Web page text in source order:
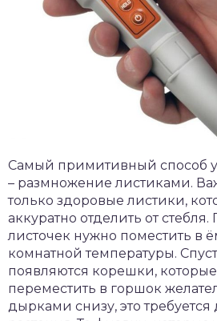
Самый примитивный способ
– размножение листиками.
только здоровые листики,
аккуратно отделить от стебля.
листочек нужно поместить в
комнатной температуры.
появляются корешки,
переместить в горшок
дырками снизу, это